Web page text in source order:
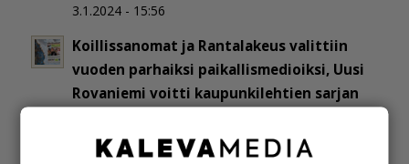
3.1.2024 - 15:56
Koillissanomat ja Rantalakeus valittiin
vuoden parhaiksi paikallismedioiksi, Uusi
Rovaniemi voitti kaupunkilehtien sarjan
Lapin Kansan uudeksi päätoimittajaksi on